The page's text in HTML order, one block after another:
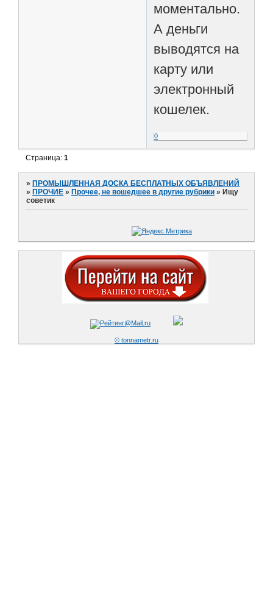
моментально.
А деньги
выводятся на
карту или
электронный
кошелек.
0
Страница:1
»ПРОМЫШЛЕННАЯ ДОСКА БЕСПЛАТНЫХ ОБЪЯВЛЕНИЙ
»ПРОЧИЕ »Прочее, не вошедшее в другие рубрики »Ищу
советик
© tonnametr.ru